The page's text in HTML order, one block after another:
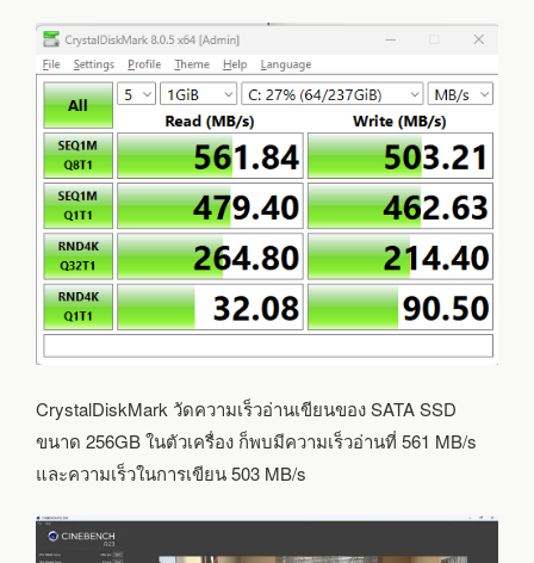
CrystalDiskMark วัดความเร็วอ่านเขียนของ SATA SSD
ขนาด 256GB ในตัวเครื่อง ก็พบมีความเร็วอ่านที่ 561 MB/s
และความเร็วในการเขียน 503 MB/s